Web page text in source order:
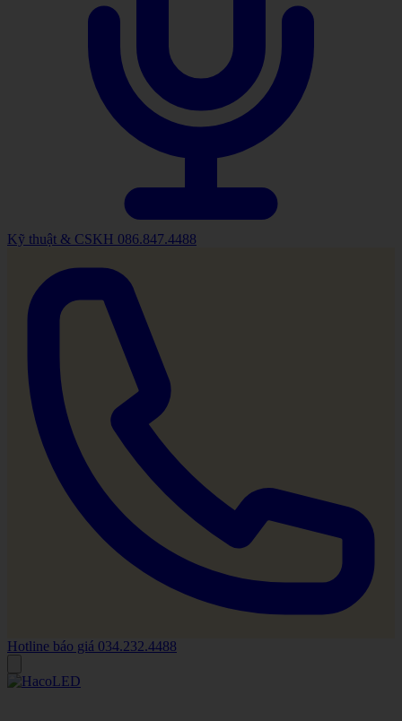
Kỹ thuật & CSKH 086.847.4488
Hotline báo giá 034.232.4488